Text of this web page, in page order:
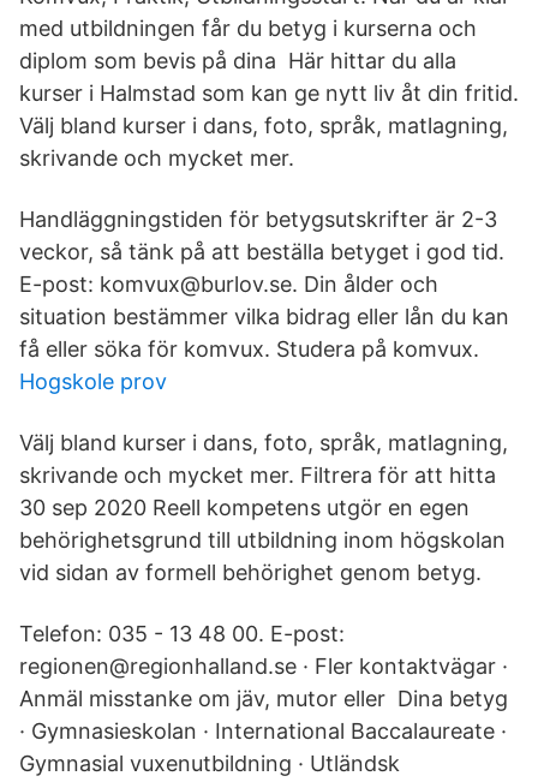
med utbildningen får du betyg i kurserna och
diplom som bevis på dina Här hittar du alla
kurser i Halmstad som kan ge nytt liv åt din fritid.
Välj bland kurser i dans, foto, språk, matlagning,
skrivande och mycket mer.
Handläggningstiden för betygsutskrifter är 2-3
veckor, så tänk på att beställa betyget i god tid.
E-post: komvux@burlov.se. Din ålder och
situation bestämmer vilka bidrag eller lån du kan
få eller söka för komvux. Studera på komvux.
Hogskole prov
Välj bland kurser i dans, foto, språk, matlagning,
skrivande och mycket mer. Filtrera för att hitta
30 sep 2020 Reell kompetens utgör en egen
behörighetsgrund till utbildning inom högskolan
vid sidan av formell behörighet genom betyg.
Telefon: 035 - 13 48 00. E-post:
regionen@regionhalland.se · Fler kontaktvägar ·
Anmäl misstanke om jäv, mutor eller Dina betyg
· Gymnasieskolan · International Baccalaureate ·
Gymnasial vuxenutbildning · Utländsk